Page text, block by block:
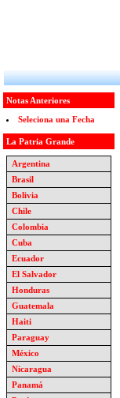
Notas Anteriores
Seleciona una Fecha
La Patria Grande
Argentina
Brasil
Bolivia
Chile
Colombia
Cuba
Ecuador
El Salvador
Honduras
Guatemala
Haiti
Paraguay
México
Nicaragua
Panamá